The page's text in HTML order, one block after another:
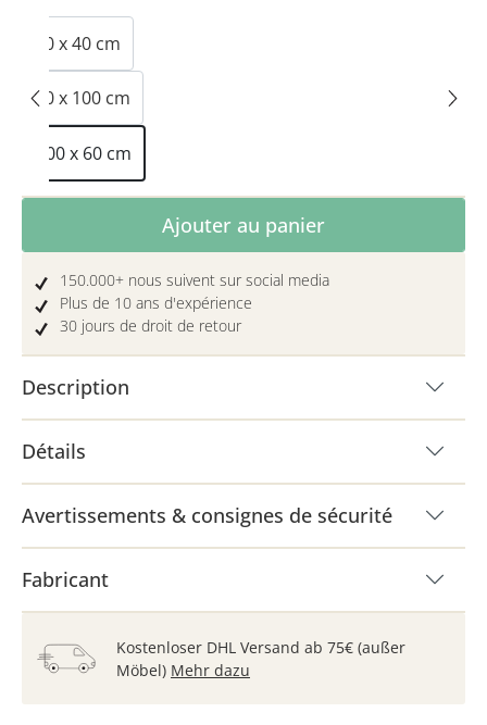
40 x 40 cm
60 x 100 cm
100 x 60 cm
Quantité de produit : Entrez la quantité
Ajouter au panier
150.000+ nous suivent sur social media
Plus de 10 ans d'expérience
30 jours de droit de retour
Description
Détails
Avertissements & consignes de sécurité
Fabricant
Kostenloser DHL Versand ab 75€ (außer
Möbel) Mehr dazu